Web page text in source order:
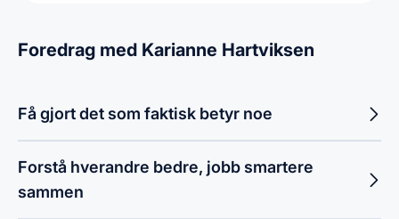
Foredrag med Karianne Hartviksen
Få gjort det som faktisk betyr noe
Forstå hverandre bedre, jobb smartere
sammen